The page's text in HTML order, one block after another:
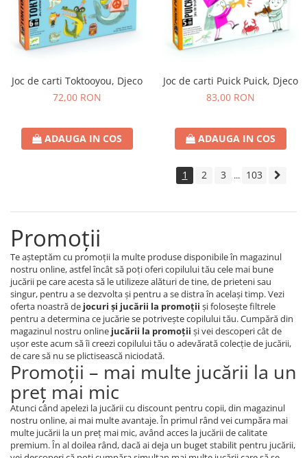
Joc de carti Toktooyou, Djeco
72,00 RON
ADAUGA IN COS
Joc de carti Puick Puick, Djeco
83,00 RON
ADAUGA IN COS
1 2 3 ... 103
Promoţii
Te aşteptăm cu promoţii la multe produse disponibile în magazinul
nostru online, astfel încât să poţi oferi copilului tău cele mai bune
jucării pe care acesta să le utilizeze alături de tine, de prieteni sau
singur, pentru a se dezvolta şi pentru a se distra în acelaşi timp. Vezi
oferta noastră de jocuri şi jucării la promoţii şi foloseşte filtrele
pentru a determina ce jucărie se potriveşte copilului tău. Cumpără din
magazinul nostru online jucării la promoţii şi vei descoperi cât de
uşor este acum să îi creezi copilului tău o adevărată colecţie de jucării,
de care să nu se plictisească niciodată.
Promoţii – mai multe jucării la un
preţ mai mic
Atunci când apelezi la jucării cu discount pentru copii, din magazinul
nostru online, ai mai multe avantaje. În primul rând vei cumpăra mai
multe jucării la un preţ mai mic, având acces la jucării de calitate
premium. În al doilea rând, dacă ai deja un buget stabilit pentru jucării,